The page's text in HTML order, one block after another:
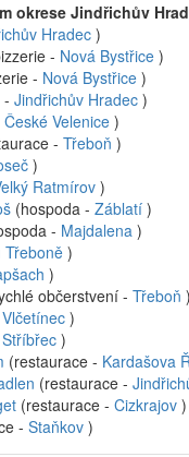
okrese Jindřichův
Hradec)
- Nová Bystřice )
- Nová Bystřice )
- Jindřichův Hradec )
České Velenice )
- Třeboň )
)
Ratmírov )
(hospoda - Záblatí )
- Majdalena )
Třeboně )
)
občerstvení - Třeboň )
Vlčetínec )
Stříbřec )
(restaurace - Kardašova
(restaurace -
(restaurace - Cizkrajov )
- Staňkov )